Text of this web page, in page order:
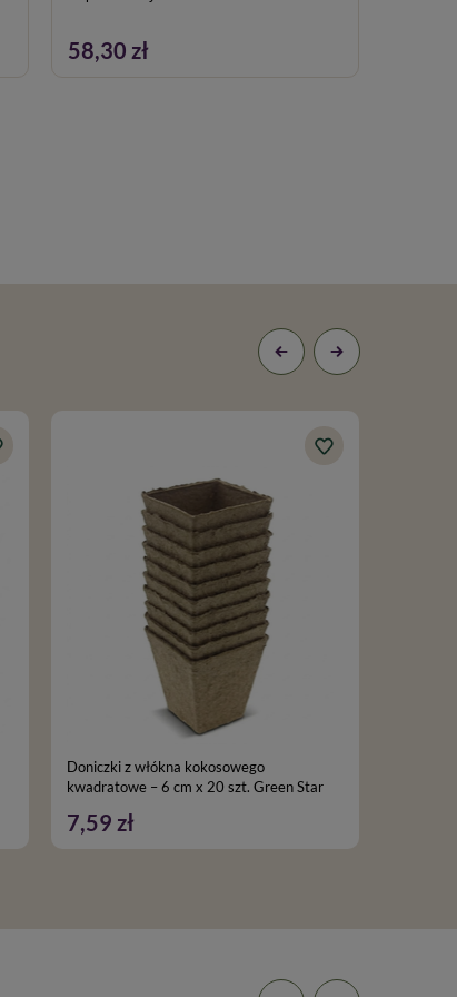
58,30 zł
Doniczki z włókna kokosowego
kwadratowe – 6 cm x 20 szt. Green Star
7,59 zł